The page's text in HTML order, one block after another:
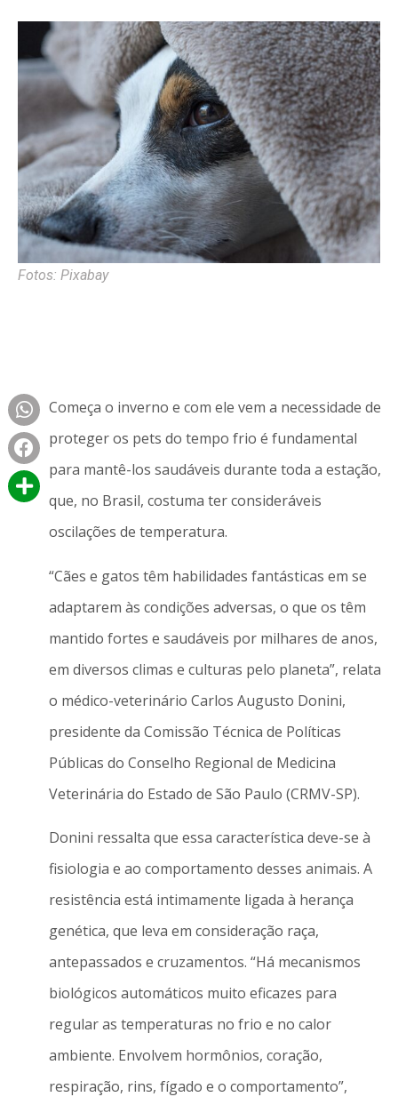
Fotos: Pixabay
Começa o inverno e com ele vem a necessidade de
proteger os pets do tempo frio é fundamental
para mantê-los saudáveis durante toda a estação,
que, no Brasil, costuma ter consideráveis
oscilações de temperatura.
“Cães e gatos têm habilidades fantásticas em se
adaptarem às condições adversas, o que os têm
mantido fortes e saudáveis por milhares de anos,
em diversos climas e culturas pelo planeta”, relata
o médico-veterinário Carlos Augusto Donini,
presidente da Comissão Técnica de Políticas
Públicas do Conselho Regional de Medicina
Veterinária do Estado de São Paulo (CRMV-SP).
Donini ressalta que essa característica deve-se à
fisiologia e ao comportamento desses animais. A
resistência está intimamente ligada à herança
genética, que leva em consideração raça,
antepassados e cruzamentos. “Há mecanismos
biológicos automáticos muito eficazes para
regular as temperaturas no frio e no calor
ambiente. Envolvem hormônios, coração,
respiração, rins, fígado e o comportamento”,